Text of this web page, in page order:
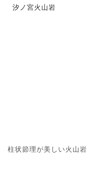
汐ノ宮火山岩
柱状節理が美しい火山岩